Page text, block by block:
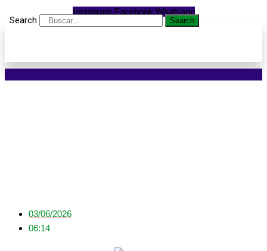
Instagram Facebook Whatsapp
Search Search
03/06/2026
06:14